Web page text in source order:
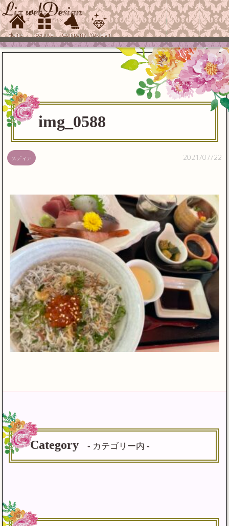
Home Service Company Yukieism
img_0588
メディア 2021/07/22
Category - カテゴリー内 -